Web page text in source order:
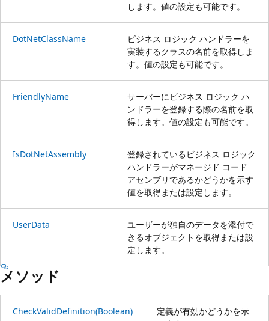
します。値の設定も可能です。
DotNetClassName
ビジネス ロジック ハンドラーを
実装するクラスの名前を取得しま
す。値の設定も可能です。
FriendlyName
サーバーにビジネス ロジック ハ
ンドラーを登録する際の名前を取
得します。値の設定も可能です。
IsDotNetAssembly
登録されているビジネス ロジック
ハンドラーがマネージド コード
アセンブリであるかどうかを示す
値を取得または設定します。
UserData
ユーザーが独自のデータを添付で
きるオブジェクトを取得または設
定します。
メソッド
CheckValidDefinition(Boolean)
定義が有効かどうかを示